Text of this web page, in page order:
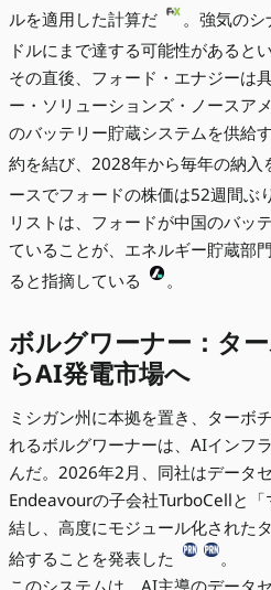
ルを適用した計算だ
。強気の
ドルにまで達する可能性があると
その直後、フォード・エナジーは
ー・ソリューションズ・ノースア
のバッテリー貯蔵システムを供給
約を結び、2028年から毎年の納入
ースでフォードの株価は52週間ぶ
リストは、フォードが中国のバッ
ていることが、エネルギー貯蔵部
ると指摘している
。
ボルグワーナー：タ
らAI発電市場へ
ミシガン州に本拠を置き、ターボ
れるボルグワーナーは、AIインフ
んだ。2026年2月、同社はデータ
Endeavourの子会社TurboCellと
結し、高度にモジュール化された
給することを発表した
。
このシステムは、AI主導のデータ